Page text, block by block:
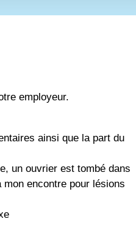
employeur.
ainsi que la part du
un ouvrier est tombé dans
encontre pour lésions